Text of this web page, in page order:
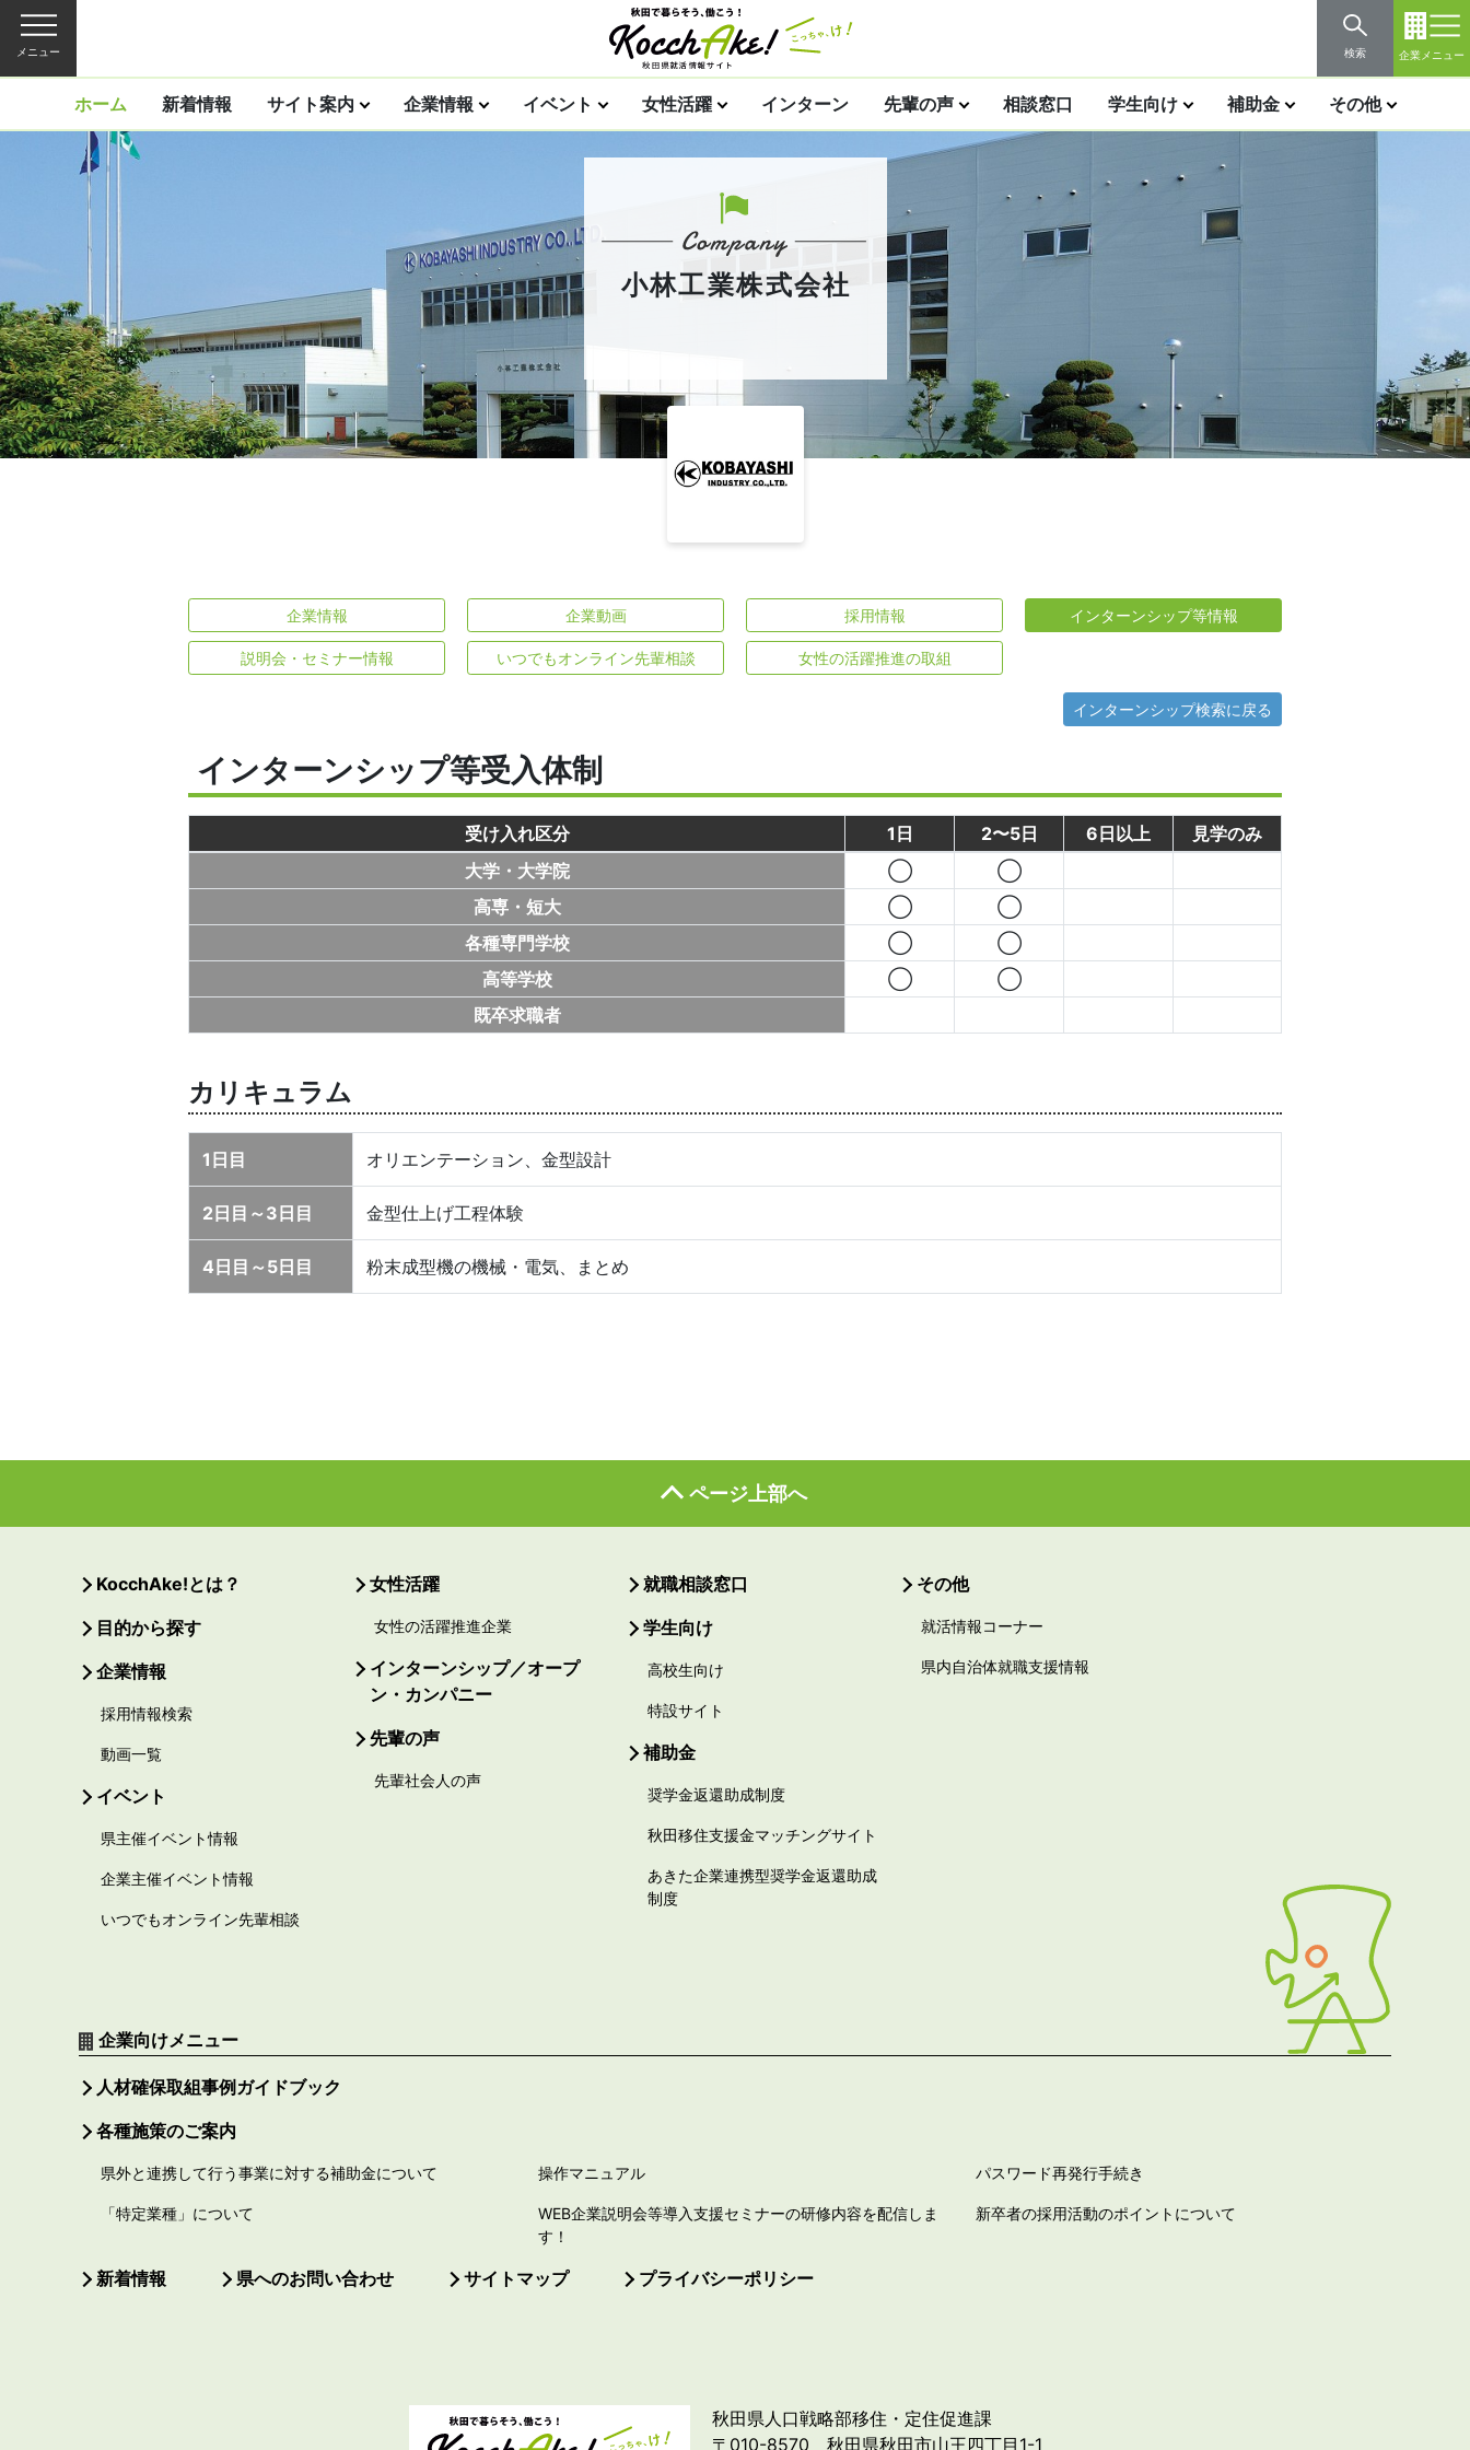
メニュー 検索 企業メニュー
ホーム 新着情報 サイト案内 企業情報 イベント 女性活躍 インターン 先輩の声 相談窓口 学生向け 補助金 その他
小林工業株式会社
企業情報 企業動画 採用情報 インターンシップ等情報
説明会・セミナー情報 いつでもオンライン先輩相談 女性の活躍推進の取組
インターンシップ検索に戻る
インターンシップ等受入体制
受け入れ区分 1日 2〜5日 6日以上
見学のみ
大学・大学院
◯
◯
高専・短大
◯
◯
各種専門学校
◯
◯
高等学校
◯
◯
既卒求職者
カリキュラム
1日目 オリエンテーション、金型設計
2日目～3日目 金型仕上げ工程体験
4日目～5日目 粉末成型機の機械・電気、まとめ
ページ上部へ
KocchAke!とは？
目的から探す
企業情報
採用情報検索
動画一覧
イベント
県主催イベント情報
企業主催イベント情報
いつでもオンライン先輩相談
女性活躍
女性の活躍推進企業
インターンシップ／オープ
ン・カンパニー
先輩の声
先輩社会人の声
就職相談窓口
学生向け
高校生向け
特設サイト
補助金
奨学金返還助成制度
秋田移住支援金マッチングサイト
あきた企業連携型奨学金返還助成
制度
その他
就活情報コーナー
県内自治体就職支援情報
企業向けメニュー
人材確保取組事例ガイドブック
各種施策のご案内
県外と連携して行う事業に対する補助金について 操作マニュアル パスワード再発行手続き
「特定業種」について
WEB企業説明会等導入支援セミナーの研修内容を配信しま
す！
新卒者の採用活動のポイントについて
新着情報 県へのお問い合わせ サイトマップ プライバシーポリシー
秋田県人口戦略部移住・定住促進課
〒010-8570 秋田県秋田市山王四丁目1-1